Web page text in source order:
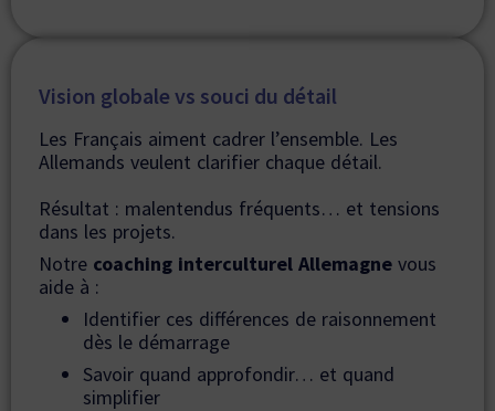
Vision globale vs souci du détail
Les Français aiment cadrer l’ensemble. Les
Allemands veulent clarifier chaque détail.
Résultat : malentendus fréquents… et tensions
dans les projets.
Notre coaching interculturel Allemagne vous
aide à :
Identifier ces différences de raisonnement
dès le démarrage
Savoir quand approfondir… et quand
simplifier